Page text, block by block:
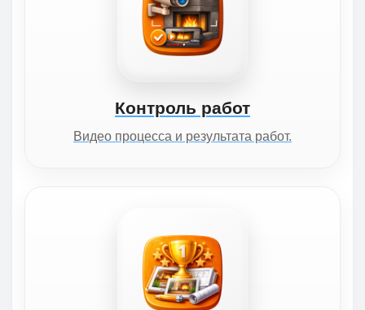
Контроль работ
Видео процесса и результата работ.